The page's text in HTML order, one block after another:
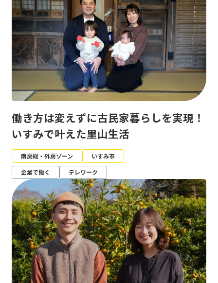
働き方は変えずに古民家暮らしを実現！
いすみで叶えた里山生活
南房総・外房ゾーン
いすみ市
企業で働く
テレワーク